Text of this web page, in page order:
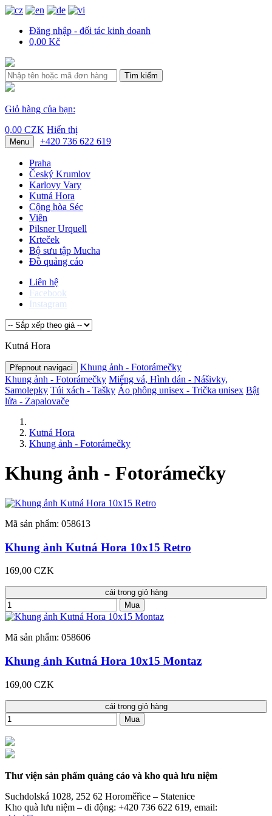
Đăng nhập - đối tác kinh doanh
0,00 Kč
Tìm kiếm
Giỏ hàng của bạn:
0,00 CZK Hiển thị
Menu +420 736 622 619
Praha
Český Krumlov
Karlovy Vary
Kutná Hora
Cộng hòa Séc
Viên
Pilsner Urquell
Krteček
Bộ sưu tập Mucha
Đồ quảng cáo
Liên hệ
Facebook
Instagram
Kutná Hora
Přepnout navigaci
Khung ảnh - Fotorámečky
Khung ảnh - Fotorámečky Miếng vá, Hình dán - Nášivky,
Samolepky Túi xách - Tašky Áo phông unisex - Trička unisex Bật
lửa - Zapalovače
Kutná Hora
Khung ảnh - Fotorámečky
Khung ảnh - Fotorámečky
Mã sản phẩm: 058613
Khung ảnh Kutná Hora 10x15 Retro
169,00 CZK
cái trong giỏ hàng
Mua
Mã sản phẩm: 058606
Khung ảnh Kutná Hora 10x15 Montaz
169,00 CZK
cái trong giỏ hàng
Mua
Thư viện sản phẩm quảng cáo và kho quà lưu niệm
Suchdolská 1028, 252 62 Horoměřice – Statenice
Kho quà lưu niệm – di động: +420 736 622 619, email: